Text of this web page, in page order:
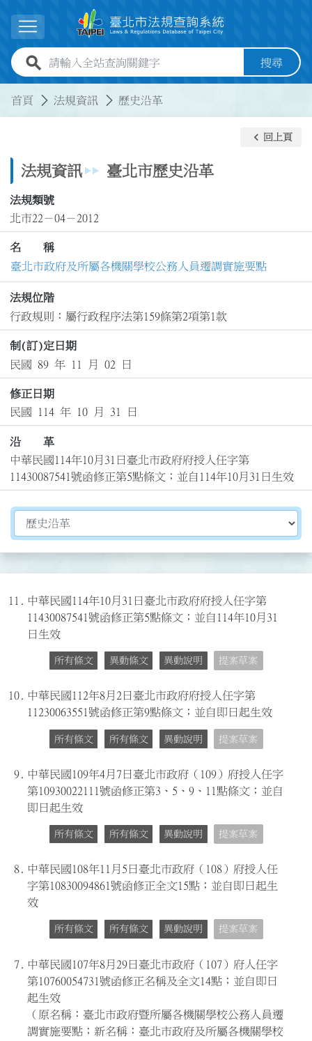
展開選單
全站查詢關鍵字欄位 搜尋
首頁 法規資訊 歷史沿革
法規資訊 臺北市歷史沿革
keyboard_arrow_left 回上頁
法規類號
北市22－04－2012
名 稱
臺北市政府及所屬各機關學校公務人員遷調實施要點
法規位階
行政規則：屬行政程序法第159條第2項第1款
制(訂)定日期
民國 89 年 11 月 02 日
修正日期
民國 114 年 10 月 31 日
沿 革
中華民國114年10月31日臺北市政府府授人任字第
11430087541號函修正第5點條文；並自114年10月31日生效
切換選擇法規資訊內容
11.
中華民國114年10月31日臺北市政府府授人任字第
11430087541號函修正第5點條文；並自114年10月31
日生效
所有條文 異動條文 異動說明 提案草案
10. 中華民國112年8月2日臺北市政府府授人任字第
11230063551號函修正第9點條文；並自即日起生效
所有條文 所有條文 異動說明 提案草案
9.
中華民國109年4月7日臺北市政府（109）府授人任字
第10930022111號函修正第3、5、9、11點條文；並自
即日起生效
所有條文 所有條文 異動說明 提案草案
8. 中華民國108年11月5日臺北市政府（108）府授人任
字第10830094861號函修正全文15點；並自即日起生
效
所有條文 所有條文 異動說明 提案草案
7.
中華民國107年8月29日臺北市政府（107）府人任字
第10760054731號函修正名稱及全文14點；並自即日
起生效
（原名稱：臺北市政府暨所屬各機關學校公務人員遷
調實施要點；新名稱：臺北市政府及所屬各機關學校